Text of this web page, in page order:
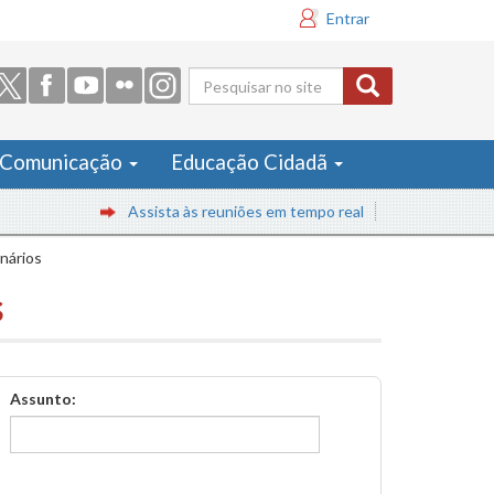
Entrar
Formulário
de busca
Comunicação Educação Cidadã
Assista às reuniões em tempo real
Assunto: